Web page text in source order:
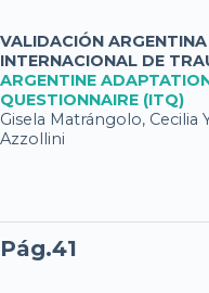
VALIDACIÓN
INTERNACIONAL DE
ARGENTINE
QUESTIONNAIRE (ITQ)
Gisela Matrángolo, Cecilia
Azzollini
Pág.41